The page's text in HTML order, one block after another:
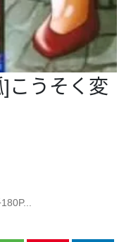
こうそく変